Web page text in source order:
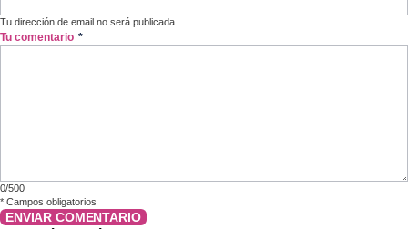
Tu dirección de email no será publicada.
Tu comentario *
0/500
* Campos obligatorios
ENVIAR COMENTARIO